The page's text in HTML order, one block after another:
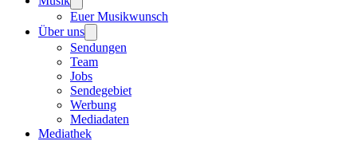
Euer Musikwunsch
Über uns
Sendungen
Team
Jobs
Sendegebiet
Werbung
Mediadaten
Mediathek